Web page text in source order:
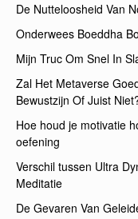
De Nutteloosheid Van
Onderwees Boeddha
Mijn Truc Om Snel In
Zal Het Metaverse
Bewustzijn Of Juist
Hoe houd je motivatie
oefening
Verschil tussen Ultra
Meditatie
De Gevaren Van